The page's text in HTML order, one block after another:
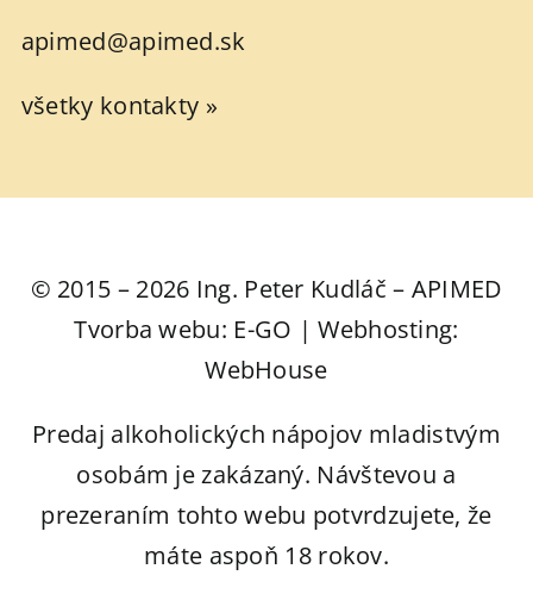
apimed@apimed.sk
všetky kontakty »
© 2015 – 2026 Ing. Peter Kudláč – APIMED
Tvorba webu: E-GO | Webhosting:
WebHouse
Predaj alkoholických nápojov mladistvým
osobám je zakázaný. Návštevou a
prezeraním tohto webu potvrdzujete, že
máte aspoň 18 rokov.